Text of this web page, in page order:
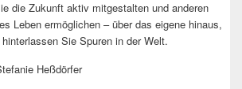
die Zukunft aktiv mitgestalten und anderen
Leben ermöglichen – über das eigene hinaus,
Sie Spuren in der Welt.
Heßdörfer